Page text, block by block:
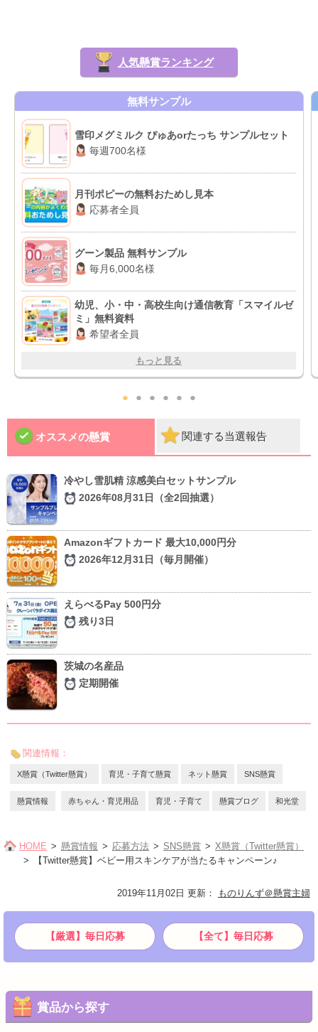
人気懸賞ランキング
無料サンプル
雪印メグミルク ぴゅあorたっち サンプルセット
毎週700名様
月刊ポピーの無料おためし見本
応募者全員
グーン製品 無料サンプル
毎月6,000名様
幼児、小・中・高校生向け通信教育「スマイルゼ
ミ」無料資料
希望者全員
もっと見る
● ● ● ● ● ●
オススメの懸賞 関連する当選報告
冷やし雪肌精 涼感美白セットサンプル
2026年08月31日（全2回抽選）
Amazonギフトカード 最大10,000円分
2026年12月31日（毎月開催）
えらべるPay 500円分
残り3日
茨城の名産品
定期開催
関連情報：
X懸賞（Twitter懸賞） 育児・子育て懸賞 ネット懸賞 SNS懸賞
懸賞情報 赤ちゃん・育児用品 育児・子育て 懸賞ブログ 和光堂
HOME 懸賞情報 応募方法 SNS懸賞
X懸賞（Twitter懸賞）
【Twitter懸賞】ベビー用スキンケアが当たるキャンペーン♪
2019年11月02日 更新 ： ものりんず＠懸賞主婦
【厳選】毎日応募 【全て】毎日応募
賞品から探す